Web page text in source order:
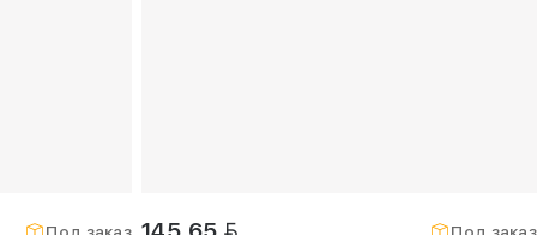
Под заказ Под заказ